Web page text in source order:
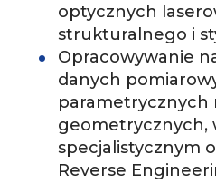
optycznych
strukturalnego i
Opracowywanie
danych
parametrycznych
geometrycznych,
specjalistycznym
Reverse